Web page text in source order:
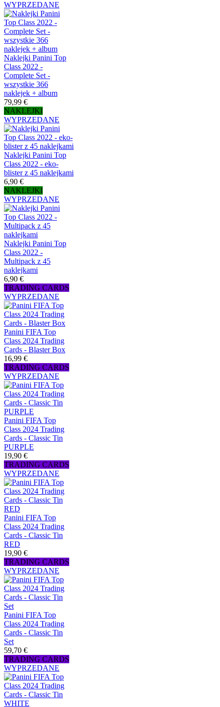
WYPRZEDANE
Naklejki Panini Top
Class 2022 -
Complete Set -
wszystkie 366
naklejek + album
79,99 €
NAKLEJKI
WYPRZEDANE
Naklejki Panini Top
Class 2022 - eko-
blister z 45 naklejkami
6,90 €
NAKLEJKI
WYPRZEDANE
Naklejki Panini Top
Class 2022 -
Multipack z 45
naklejkami
6,90 €
TRADING CARDS
WYPRZEDANE
Panini FIFA Top
Class 2024 Trading
Cards - Blaster Box
16,99 €
TRADING CARDS
WYPRZEDANE
Panini FIFA Top
Class 2024 Trading
Cards - Classic Tin
PURPLE
19,90 €
TRADING CARDS
WYPRZEDANE
Panini FIFA Top
Class 2024 Trading
Cards - Classic Tin
RED
19,90 €
TRADING CARDS
WYPRZEDANE
Panini FIFA Top
Class 2024 Trading
Cards - Classic Tin
Set
59,70 €
TRADING CARDS
WYPRZEDANE